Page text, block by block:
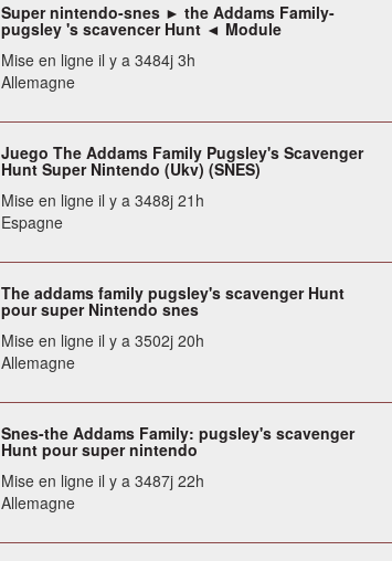
Super nintendo-snes ► the Addams Family-
pugsley 's scavencer Hunt ◄ Module
Mise en ligne il y a 3484j 3h
Allemagne
Juego The Addams Family Pugsley's Scavenger
Hunt Super Nintendo (Ukv) (SNES)
Mise en ligne il y a 3488j 21h
Espagne
The addams family pugsley's scavenger Hunt
pour super Nintendo snes
Mise en ligne il y a 3502j 20h
Allemagne
Snes-the Addams Family: pugsley's scavenger
Hunt pour super nintendo
Mise en ligne il y a 3487j 22h
Allemagne